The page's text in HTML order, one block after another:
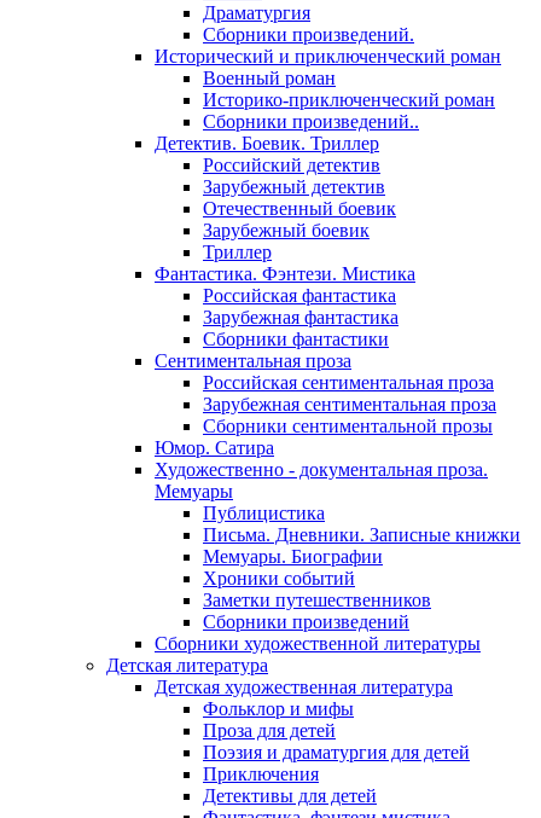
Драматургия
Сборники произведений.
Исторический и приключенческий роман
Военный роман
Историко-приключенческий роман
Сборники произведений..
Детектив. Боевик. Триллер
Российский детектив
Зарубежный детектив
Отечественный боевик
Зарубежный боевик
Триллер
Фантастика. Фэнтези. Мистика
Российская фантастика
Зарубежная фантастика
Сборники фантастики
Сентиментальная проза
Российская сентиментальная проза
Зарубежная сентиментальная проза
Сборники сентиментальной прозы
Юмор. Сатира
Художественно - документальная проза.
Мемуары
Публицистика
Письма. Дневники. Записные книжки
Мемуары. Биографии
Хроники событий
Заметки путешественников
Сборники произведений
Сборники художественной литературы
Детская литература
Детская художественная литература
Фольклор и мифы
Проза для детей
Поэзия и драматургия для детей
Приключения
Детективы для детей